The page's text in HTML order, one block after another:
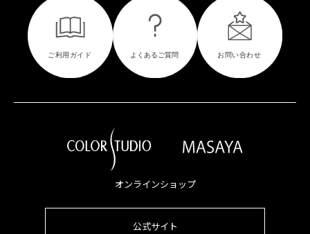
オンラインショップ
公式サイト